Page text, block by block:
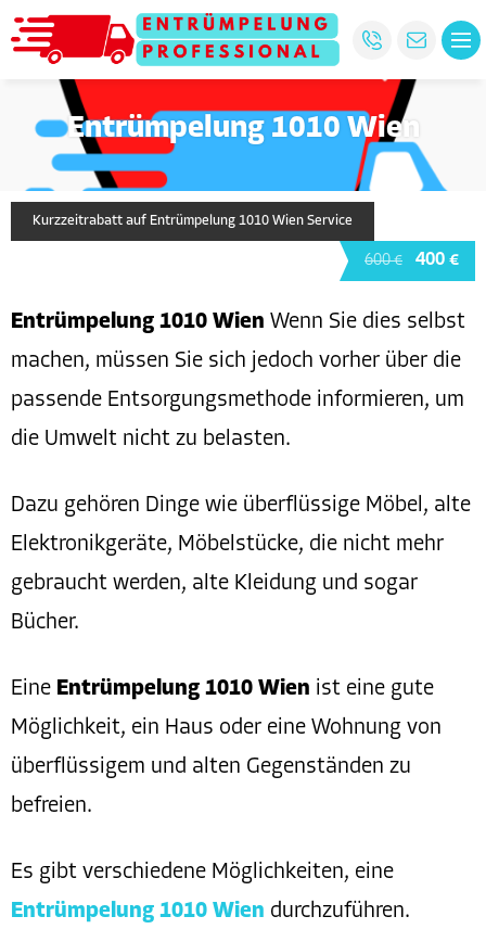
Entrümpelung 1010 Wien
Kurzzeitrabatt auf Entrümpelung 1010 Wien Service
600 € 400 €
Entrümpelung 1010 Wien Wenn Sie dies selbst
machen, müssen Sie sich jedoch vorher über die
passende Entsorgungsmethode informieren, um
die Umwelt nicht zu belasten.
Dazu gehören Dinge wie überflüssige Möbel, alte
Elektronikgeräte, Möbelstücke, die nicht mehr
gebraucht werden, alte Kleidung und sogar
Bücher.
Eine Entrümpelung 1010 Wien ist eine gute
Möglichkeit, ein Haus oder eine Wohnung von
überflüssigem und alten Gegenständen zu
befreien.
Es gibt verschiedene Möglichkeiten, eine
Entrümpelung 1010 Wien durchzuführen.